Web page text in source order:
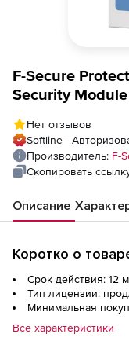
F-Secure
Security
Advanced на 1
Нет отзывов
Softline -
Производитель: F-
Скопировать
Описание
Коротко о
Срок действия: 12
Тип лицензии:
Минимальная
Все характеристики